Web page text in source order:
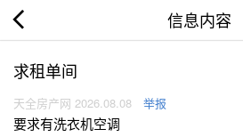
信息内容
求租单间
天全房产网 2026.08.08 举报
要求有洗衣机空调